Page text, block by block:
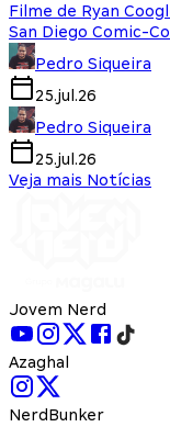
Filme de Ryan
San Diego Comic-
Pedro Siqueira
25.jul.26
Pedro Siqueira
25.jul.26
Veja mais Notícias
Jovem Nerd
Azaghal
NerdBunker